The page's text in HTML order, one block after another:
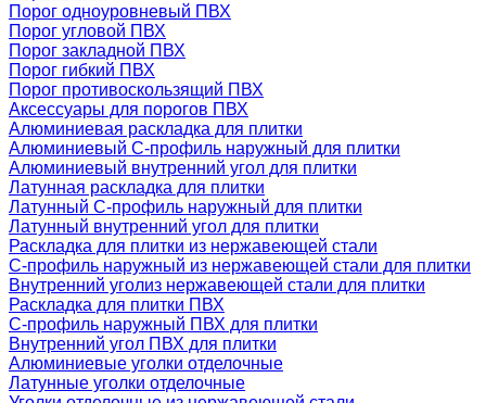
Порог одноуровневый ПВХ
Порог угловой ПВХ
Порог закладной ПВХ
Порог гибкий ПВХ
Порог противоскользящий ПВХ
Аксессуары для порогов ПВХ
Алюминиевая раскладка для плитки
Алюминиевый С-профиль наружный для плитки
Алюминиевый внутренний угол для плитки
Латунная раскладка для плитки
Латунный С-профиль наружный для плитки
Латунный внутренний угол для плитки
Раскладка для плитки из нержавеющей стали
С-профиль наружный из нержавеющей стали для плитки
Внутренний уголиз нержавеющей стали для плитки
Раскладка для плитки ПВХ
С-профиль наружный ПВХ для плитки
Внутренний угол ПВХ для плитки
Алюминиевые уголки отделочные
Латунные уголки отделочные